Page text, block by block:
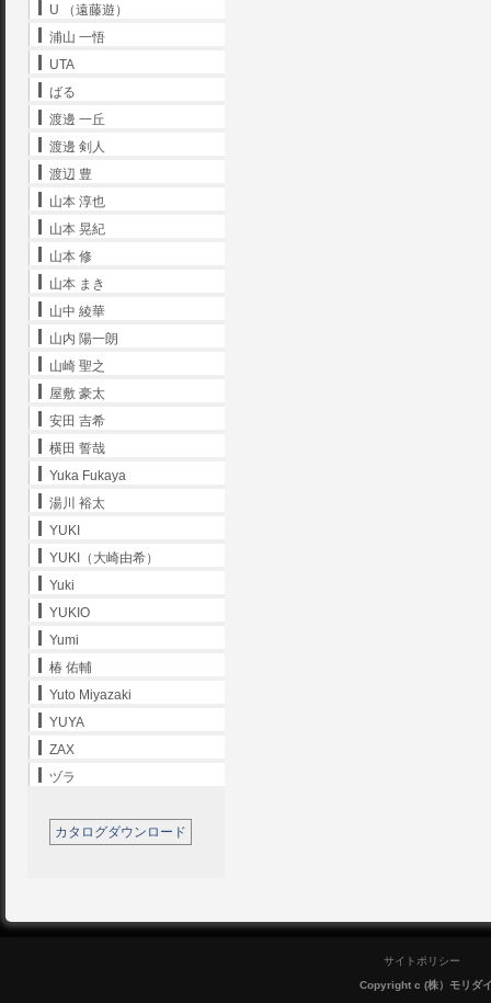
U （遠藤遊）
浦山 一悟
UTA
ばる
渡邊 一丘
渡邊 剣人
渡辺 豊
山本 淳也
山本 晃紀
山本 修
山本 まき
山中 綾華
山内 陽一朗
山崎 聖之
屋敷 豪太
安田 吉希
横田 誓哉
Yuka Fukaya
湯川 裕太
YUKI
YUKI（大崎由希）
Yuki
YUKIO
Yumi
椿 佑輔
Yuto Miyazaki
YUYA
ZAX
ヅラ
カタログダウンロード
サイトポリシー
Copyright c (株）モリダ